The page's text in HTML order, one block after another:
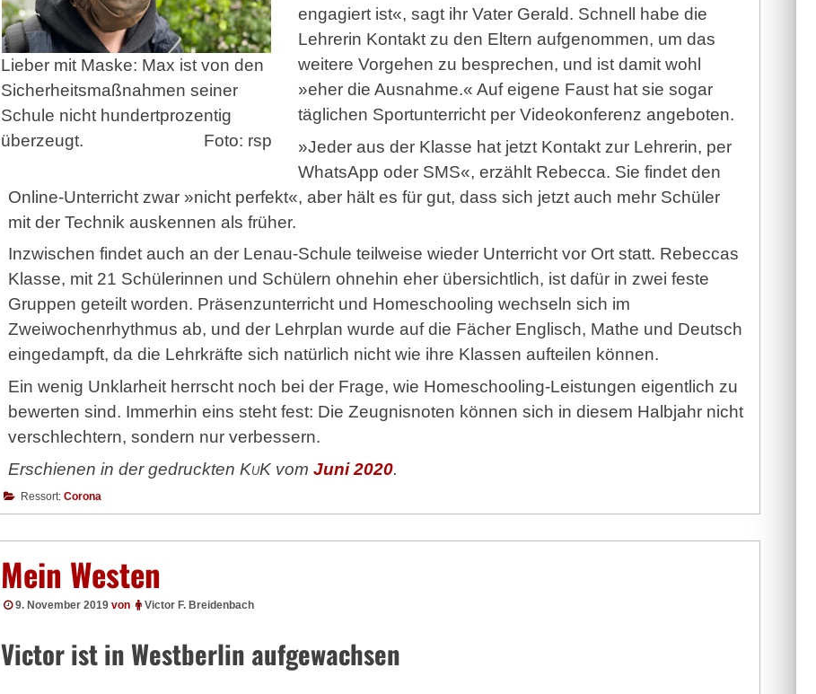
Lieber mit Maske: Max ist von den
Sicherheitsmaßnahmen seiner
Schule nicht hundertprozentig
überzeugt.
Foto: rsp
engagiert ist«, sagt ihr Vater Gerald. Schnell habe die
Lehrerin Kontakt zu den Eltern aufgenommen, um das
weitere Vorgehen zu besprechen, und ist damit wohl
»eher die Ausnahme.« Auf eigene Faust hat sie sogar
täglichen Sportunterricht per Videokonferenz angeboten.
»Jeder aus der Klasse hat jetzt Kontakt zur Lehrerin, per
WhatsApp oder SMS«, erzählt Rebecca. Sie findet den
Online-Unterricht zwar »nicht perfekt«, aber hält es für gut, dass sich jetzt auch mehr Schüler
mit der Technik auskennen als früher.
Inzwischen findet auch an der Lenau-Schule teilweise wieder Unterricht vor Ort statt. Rebeccas
Klasse, mit 21 Schülerinnen und Schülern ohnehin eher übersichtlich, ist dafür in zwei feste
Gruppen geteilt worden. Präsenzunterricht und Homeschooling wechseln sich im
Zweiwochenrhythmus ab, und der Lehrplan wurde auf die Fächer Englisch, Mathe und Deutsch
eingedampft, da die Lehrkräfte sich natürlich nicht wie ihre Klassen aufteilen können.
Ein wenig Unklarheit herrscht noch bei der Frage, wie Homeschooling-Leistungen eigentlich zu
bewerten sind. Immerhin eins steht fest: Die Zeugnisnoten können sich in diesem Halbjahr nicht
verschlechtern, sondern nur verbessern.
Erschienen in der gedruckten KuKvom Juni 2020.
Ressort: Corona
Mein Westen
9. November 2019 von Victor F. Breidenbach
Victor ist in Westberlin aufgewachsen